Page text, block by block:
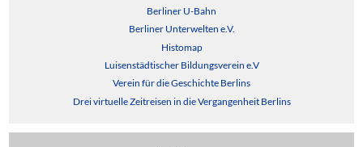
Berliner U-Bahn
Berliner Unterwelten e.V.
Histomap
Luisenstädtischer Bildungsverein e.V
Verein für die Geschichte Berlins
Drei virtuelle Zeitreisen in die Vergangenheit Berlins